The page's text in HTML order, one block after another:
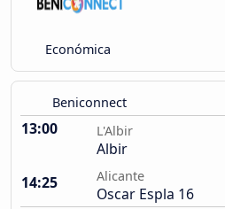
Económica
Beniconnect
13:00 L'Albir
Albir
14:25
Alicante
Oscar Espla 16